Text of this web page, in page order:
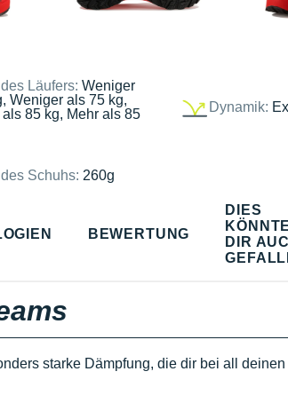
Läufers:Weniger
Weniger als 75 kg,
85 kg, Mehr als 85
Dynamik:
Schuhs: 260g
BEWERTUNG
DIES
KÖNNTE
DIR
starke Dämpfung, die dir bei all